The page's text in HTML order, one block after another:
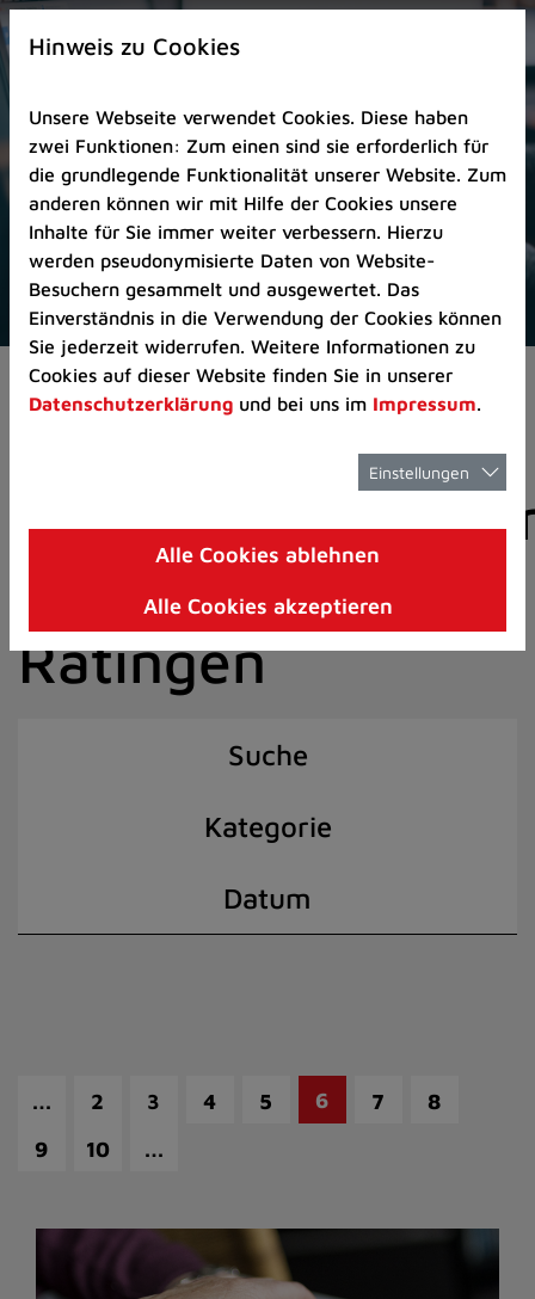
Zur
Startseite
Zum
Seitenanfang
springen
(Schnelltaste
A)
Zur
Navigation/Menü
springen
(Schnelltaste
M)
Zur
8)
I)
Aktuelles Pressemitteilungen
der Stadt
Ratingen
Suche
Kategorie
Datum
… 2 3 4 5 6 7
8
9
10 …
Hinweis zu Cookies
Unsere Webseite verwendet Cookies. Diese haben
zwei Funktionen: Zum einen sind sie erforderlich für
die grundlegende Funktionalität unserer Website. Zum
anderen können wir mit Hilfe der Cookies unsere
Inhalte für Sie immer weiter verbessern. Hierzu
werden pseudonymisierte Daten von Website-
Besuchern gesammelt und ausgewertet. Das
Einverständnis in die Verwendung der Cookies können
Sie jederzeit widerrufen. Weitere Informationen zu
Cookies auf dieser Website finden Sie in unserer
Datenschutzerklärung und bei uns im Impressum.
Einstellungen
Alle Cookies ablehnen
Alle Cookies akzeptieren